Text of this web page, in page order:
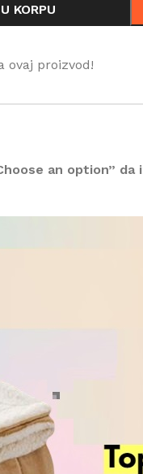
KORPU
ovaj proizvod!
an option”